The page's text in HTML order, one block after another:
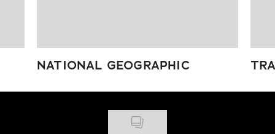
NATIONAL GEOGRAPHIC